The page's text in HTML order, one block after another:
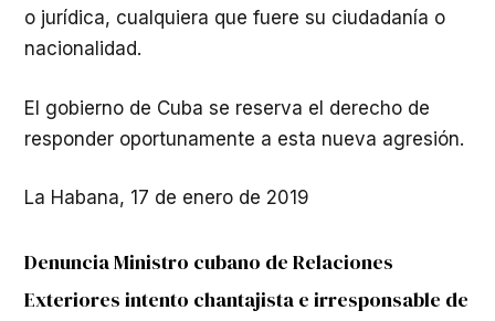
o jurídica, cualquiera que fuere su ciudadanía o
nacionalidad.
El gobierno de Cuba se reserva el derecho de
responder oportunamente a esta nueva agresión.
La Habana, 17 de enero de 2019
Denuncia Ministro cubano de Relaciones
Exteriores intento chantajista e irresponsable de